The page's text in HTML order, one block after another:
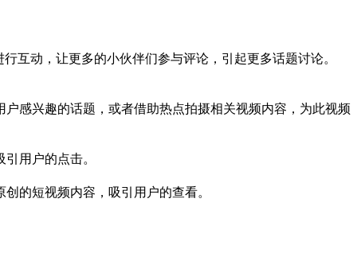
互动，让更多的小伙伴们参与评论，引起更多话题讨论。
感兴趣的话题，或者借助热点拍摄相关视频内容，为此视频
用户的点击。
的短视频内容，吸引用户的查看。